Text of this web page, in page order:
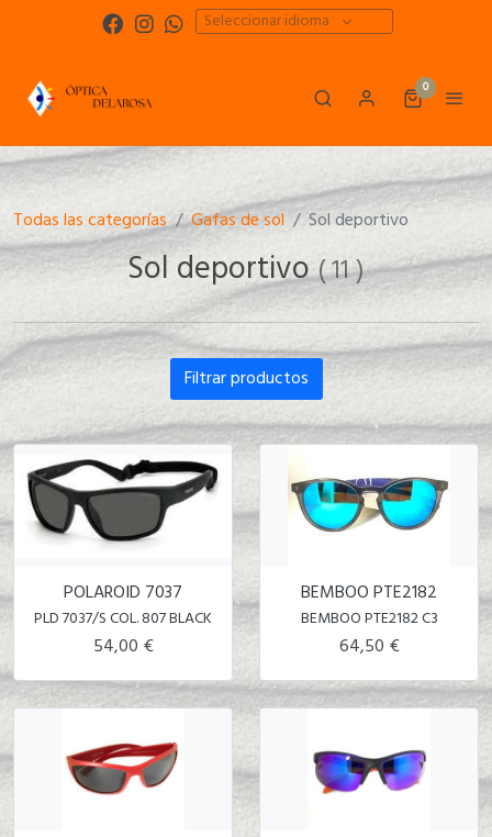
Seleccionar idioma
0
Todas las categorías Gafas de sol Sol deportivo
Sol deportivo(11)
Filtrar productos
POLAROID 7037
PLD 7037/S COL. 807 BLACK
54,00 €
BEMBOO PTE2182
BEMBOO PTE2182 C3
64,50 €